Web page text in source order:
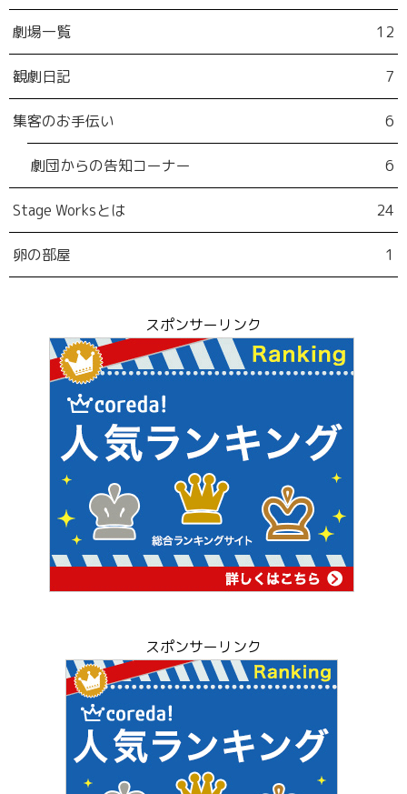
劇場一覧 12
観劇日記 7
集客のお手伝い 6
劇団からの告知コーナー 6
Stage Worksとは 24
卵の部屋 1
スポンサーリンク
スポンサーリンク